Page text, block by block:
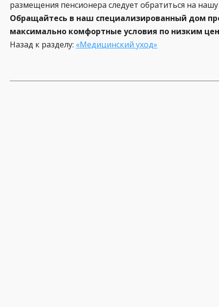
размещения пенсионера следует обратиться на
Обращайтесь в наш специализированный дом
максимально комфортные условия по низким
Назад к разделу: «Медицинский уход»